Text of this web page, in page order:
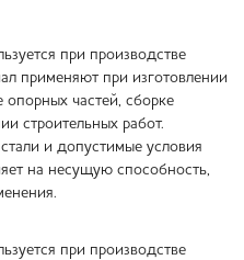
при производстве
применяют при изготовлении
опорных частей, сборке
строительных работ.
и допустимые условия
на несущую способность,
при производстве